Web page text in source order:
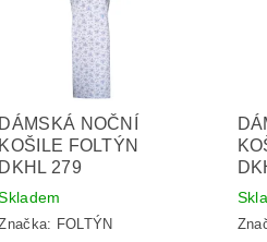
DÁMSKÁ NOČNÍ
KOŠILE FOLTÝN
DKHL 279
FOLTÝN